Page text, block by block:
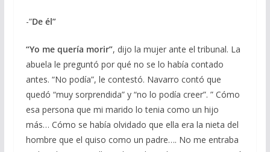
-”De él”
“Yo me quería morir”, dijo la mujer ante el tribunal. La
abuela le preguntó por qué no se lo había contado
antes. “No podía”, le contestó. Navarro contó que
quedó “muy sorprendida” y “no lo podía creer”. ” Cómo
esa persona que mi marido lo tenia como un hijo
más… Cómo se había olvidado que ella era la nieta del
hombre que el quiso como un padre…. No me entraba